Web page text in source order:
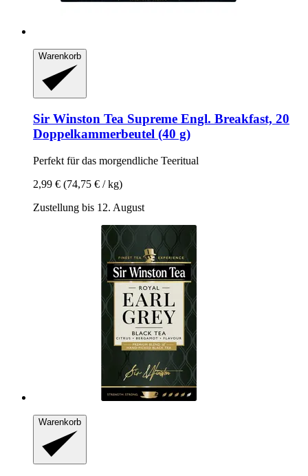
Warenkorb
Sir Winston Tea Supreme Engl. Breakfast, 20
Doppelkammerbeutel (40 g)
Perfekt für das morgendliche Teeritual
2,99 € (74,75 € / kg)
Zustellung bis 12. August
Warenkorb